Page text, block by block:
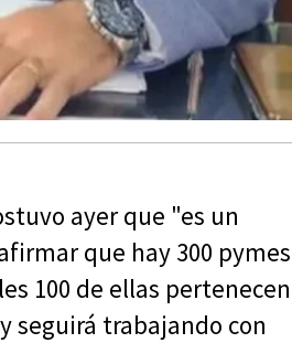
ayer que "es un
que hay 300 pymes
100 de ellas pertenecen
seguirá trabajando con